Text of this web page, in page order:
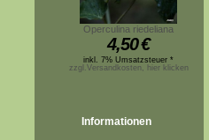
Operculina riedeliana
4,50€
inkl. 7% Umsatzsteuer *
zzgl.Versandkosten, hier klicken
Informationen